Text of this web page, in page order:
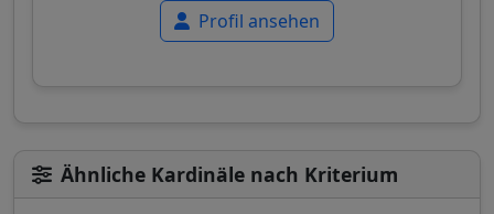
Profil ansehen
Ähnliche Kardinäle nach Kriterium